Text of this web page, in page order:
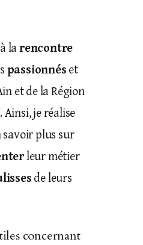
larencontre
passionnés et
et de la Région
Ainsi, je réalise
savoir plus sur
leur métier
de leurs
concernant